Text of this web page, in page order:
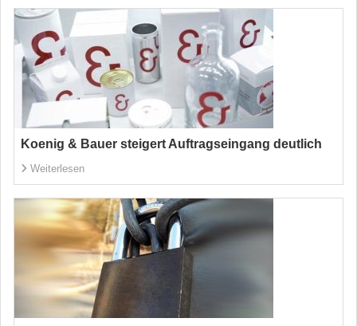
Koenig & Bauer steigert Auftragseingang deutlich
Weiterlesen